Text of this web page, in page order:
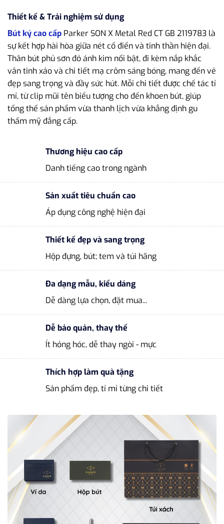
Thiết kế & Trải nghiệm sử dụng
Bút ký cao cấp Parker SON X Metal Red CT GB 2119783 là
sự kết hợp hài hòa giữa nét cổ điển và tinh thần hiện đại.
Thân bút phủ sơn đỏ ánh kim nổi bật, đi kèm nắp khắc
vân tinh xảo và chi tiết mạ crôm sáng bóng, mang đến vẻ
đẹp sang trọng và đầy sức hút. Mỗi chi tiết được chế tác tỉ
mỉ, từ clip mũi tên biểu tượng cho đến khoen bút, giúp
tổng thể sản phẩm vừa thanh lịch vừa khẳng định gu
thẩm mỹ đẳng cấp.
Thương hiệu cao cấp
Danh tiếng cao trong ngành
Sản xuất tiêu chuẩn cao
Áp dụng công nghệ hiện đại
Thiết kế đẹp và sang trọng
Hộp đựng, bút; tem và túi hãng
Đa dạng mẫu, kiểu dáng
Dễ dàng lựa chọn, đặt mua...
Dễ bảo quản, thay thế
Ít hỏng hóc, dễ thay ngòi - mực
Thích hợp làm quà tặng
Sản phẩm đẹp, tỉ mỉ từng chi tiết